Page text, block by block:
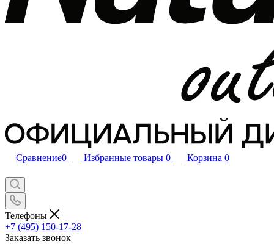
Сравнение0 Избранные товары 0 Корзина 0
Телефоны
+7 (495) 150-17-28
Заказать звонок